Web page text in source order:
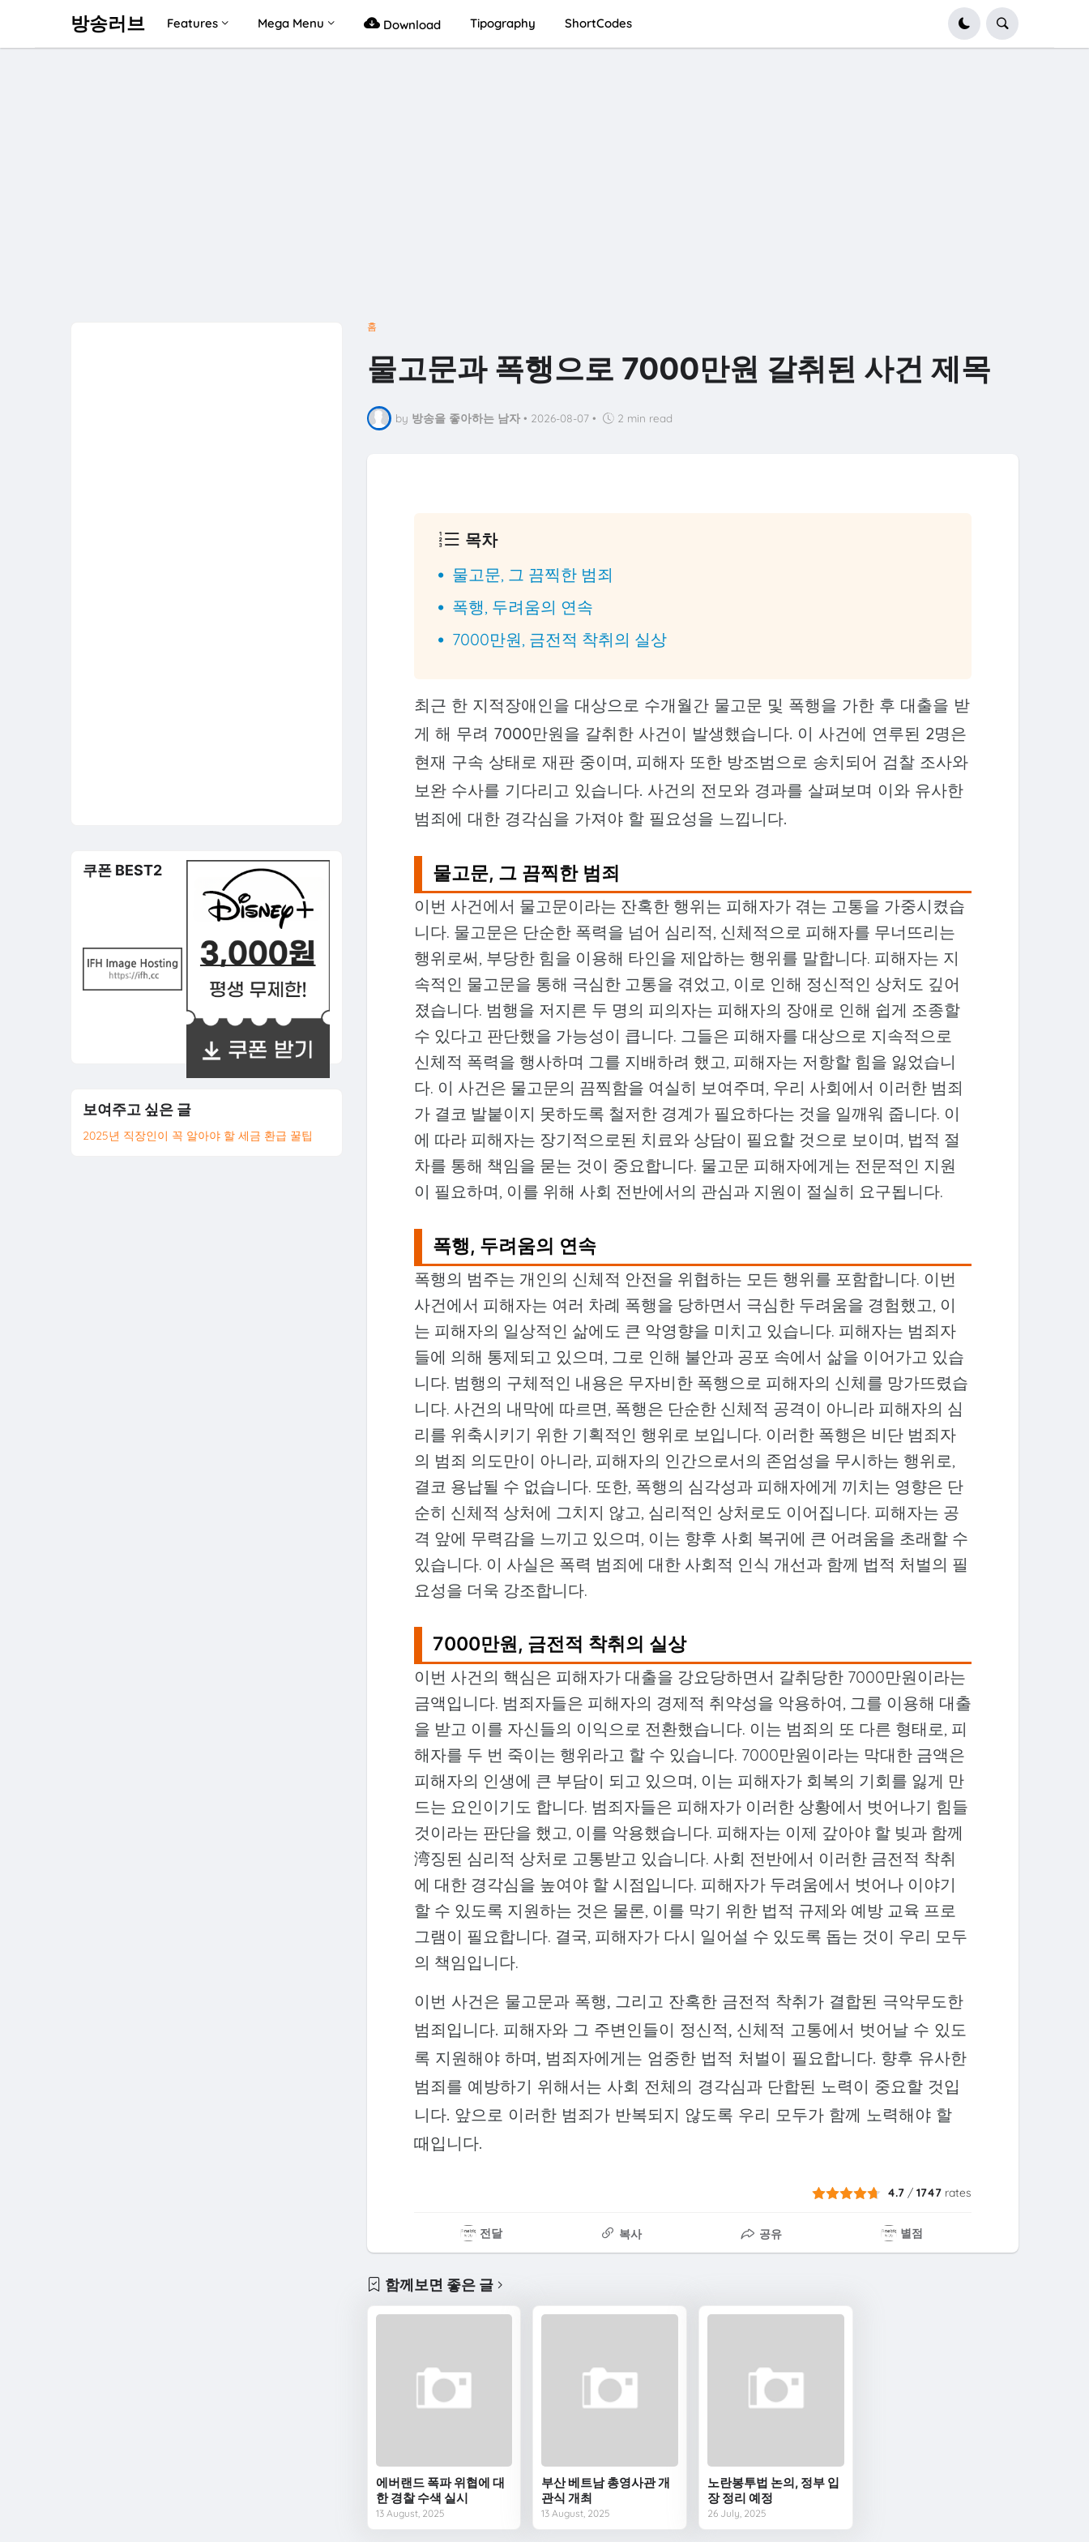
방송러브 Features Mega Menu Download Tipography ShortCodes
홈
물고문과 폭행으로 7000만원 갈취된 사건 제목
by 방송을 좋아하는 남자 • 2026-08-07 • 2 min read
목차
물고문, 그 끔찍한 범죄
폭행, 두려움의 연속
7000만원, 금전적 착취의 실상
최근 한 지적장애인을 대상으로 수개월간 물고문 및 폭행을 가한 후 대출을 받
게 해 무려 7000만원을 갈취한 사건이 발생했습니다. 이 사건에 연루된 2명은
현재 구속 상태로 재판 중이며, 피해자 또한 방조범으로 송치되어 검찰 조사와
보완 수사를 기다리고 있습니다. 사건의 전모와 경과를 살펴보며 이와 유사한
범죄에 대한 경각심을 가져야 할 필요성을 느낍니다.
물고문, 그 끔찍한 범죄
이번 사건에서 물고문이라는 잔혹한 행위는 피해자가 겪는 고통을 가중시켰습
니다. 물고문은 단순한 폭력을 넘어 심리적, 신체적으로 피해자를 무너뜨리는
행위로써, 부당한 힘을 이용해 타인을 제압하는 행위를 말합니다. 피해자는 지
속적인 물고문을 통해 극심한 고통을 겪었고, 이로 인해 정신적인 상처도 깊어
졌습니다. 범행을 저지른 두 명의 피의자는 피해자의 장애로 인해 쉽게 조종할
수 있다고 판단했을 가능성이 큽니다. 그들은 피해자를 대상으로 지속적으로
신체적 폭력을 행사하며 그를 지배하려 했고, 피해자는 저항할 힘을 잃었습니
다. 이 사건은 물고문의 끔찍함을 여실히 보여주며, 우리 사회에서 이러한 범죄
가 결코 발붙이지 못하도록 철저한 경계가 필요하다는 것을 일깨워 줍니다. 이
에 따라 피해자는 장기적으로된 치료와 상담이 필요할 것으로 보이며, 법적 절
차를 통해 책임을 묻는 것이 중요합니다. 물고문 피해자에게는 전문적인 지원
이 필요하며, 이를 위해 사회 전반에서의 관심과 지원이 절실히 요구됩니다.
폭행, 두려움의 연속
폭행의 범주는 개인의 신체적 안전을 위협하는 모든 행위를 포함합니다. 이번
사건에서 피해자는 여러 차례 폭행을 당하면서 극심한 두려움을 경험했고, 이
는 피해자의 일상적인 삶에도 큰 악영향을 미치고 있습니다. 피해자는 범죄자
들에 의해 통제되고 있으며, 그로 인해 불안과 공포 속에서 삶을 이어가고 있습
니다. 범행의 구체적인 내용은 무자비한 폭행으로 피해자의 신체를 망가뜨렸습
니다. 사건의 내막에 따르면, 폭행은 단순한 신체적 공격이 아니라 피해자의 심
리를 위축시키기 위한 기획적인 행위로 보입니다. 이러한 폭행은 비단 범죄자
의 범죄 의도만이 아니라, 피해자의 인간으로서의 존엄성을 무시하는 행위로,
결코 용납될 수 없습니다. 또한, 폭행의 심각성과 피해자에게 끼치는 영향은 단
순히 신체적 상처에 그치지 않고, 심리적인 상처로도 이어집니다. 피해자는 공
격 앞에 무력감을 느끼고 있으며, 이는 향후 사회 복귀에 큰 어려움을 초래할 수
있습니다. 이 사실은 폭력 범죄에 대한 사회적 인식 개선과 함께 법적 처벌의 필
요성을 더욱 강조합니다.
7000만원, 금전적 착취의 실상
이번 사건의 핵심은 피해자가 대출을 강요당하면서 갈취당한 7000만원이라는
금액입니다. 범죄자들은 피해자의 경제적 취약성을 악용하여, 그를 이용해 대출
을 받고 이를 자신들의 이익으로 전환했습니다. 이는 범죄의 또 다른 형태로, 피
해자를 두 번 죽이는 행위라고 할 수 있습니다. 7000만원이라는 막대한 금액은
피해자의 인생에 큰 부담이 되고 있으며, 이는 피해자가 회복의 기회를 잃게 만
드는 요인이기도 합니다. 범죄자들은 피해자가 이러한 상황에서 벗어나기 힘들
것이라는 판단을 했고, 이를 악용했습니다. 피해자는 이제 갚아야 할 빚과 함께
湾징된 심리적 상처로 고통받고 있습니다. 사회 전반에서 이러한 금전적 착취
에 대한 경각심을 높여야 할 시점입니다. 피해자가 두려움에서 벗어나 이야기
할 수 있도록 지원하는 것은 물론, 이를 막기 위한 법적 규제와 예방 교육 프로
그램이 필요합니다. 결국, 피해자가 다시 일어설 수 있도록 돕는 것이 우리 모두
의 책임입니다.
이번 사건은 물고문과 폭행, 그리고 잔혹한 금전적 착취가 결합된 극악무도한
범죄입니다. 피해자와 그 주변인들이 정신적, 신체적 고통에서 벗어날 수 있도
록 지원해야 하며, 범죄자에게는 엄중한 법적 처벌이 필요합니다. 향후 유사한
범죄를 예방하기 위해서는 사회 전체의 경각심과 단합된 노력이 중요할 것입
니다. 앞으로 이러한 범죄가 반복되지 않도록 우리 모두가 함께 노력해야 할
때입니다.
4.7 /1747 rates
전달 복사 공유 별점
함께보면 좋은 글
에버랜드 폭파 위협에 대
한 경찰 수색 실시
13 August, 2025
부산 베트남 총영사관 개
관식 개최
13 August, 2025
노란봉투법 논의, 정부 입
장 정리 예정
26 July, 2025
쿠폰 BEST2
보여주고 싶은 글
2025년 직장인이 꼭 알아야 할 세금 환급 꿀팁